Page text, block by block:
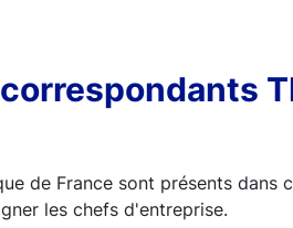
de France sont présents dans
les chefs d'entreprise.